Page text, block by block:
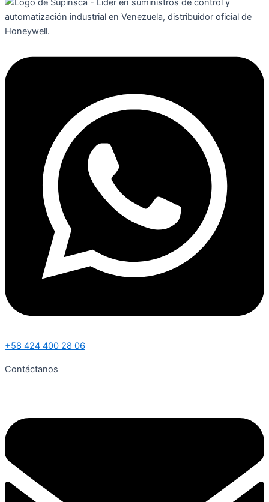
+58 424 400 28 06
Contáctanos